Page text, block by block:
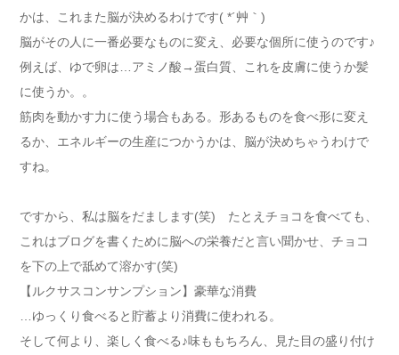
かは、これまた脳が決めるわけです( *´艸｀)
脳がその人に一番必要なものに変え、必要な個所に使うのです♪
例えば、ゆで卵は…アミノ酸→蛋白質、これを皮膚に使うか髪
に使うか。。
筋肉を動かす力に使う場合もある。形あるものを食べ形に変え
るか、エネルギーの生産につかうかは、脳が決めちゃうわけで
すね。
ですから、私は脳をだまします(笑) たとえチョコを食べても、
これはブログを書くために脳への栄養だと言い聞かせ、チョコ
を下の上で舐めて溶かす(笑)
【ルクサスコンサンプション】豪華な消費
…ゆっくり食べると貯蓄より消費に使われる。
そして何より、楽しく食べる♪味ももちろん、見た目の盛り付け